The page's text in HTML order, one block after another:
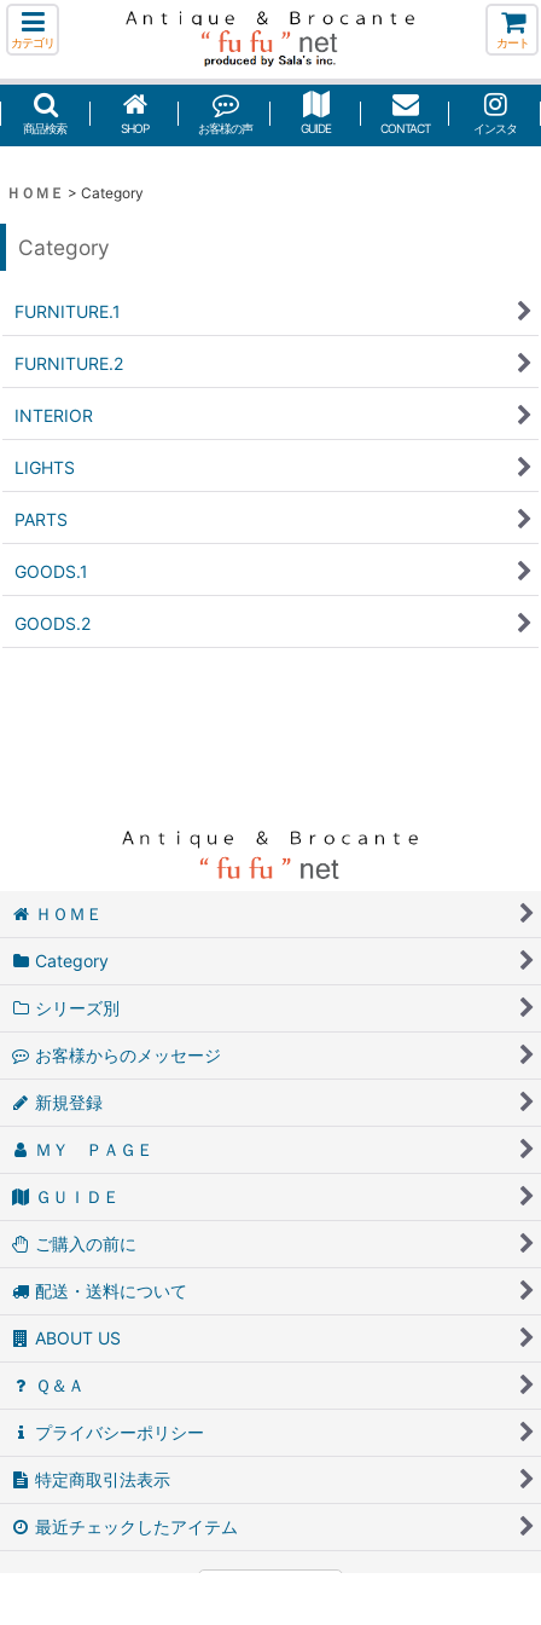
カテゴリ カート
商品検索 SHOP お客様の声 GUIDE CONTACT インスタ
ＨＯＭＥ > Category
Category
FURNITURE.1
FURNITURE.2
INTERIOR
LIGHTS
PARTS
GOODS.1
GOODS.2
ＨＯＭＥ
Category
シリーズ別
お客様からのメッセージ
新規登録
ＭＹ ＰＡＧＥ
ＧＵＩＤＥ
ご購入の前に
配送・送料について
ABOUT US
Ｑ＆Ａ
プライバシーポリシー
特定商取引法表示
最近チェックしたアイテム